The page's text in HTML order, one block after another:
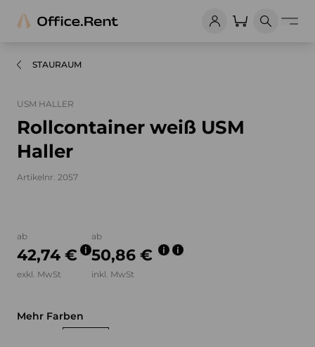
STAURAUM
USM HALLER
Rollcontainer weiß USM
Haller
Artikelnr. 2057
ab
42,74 €
exkl. MwSt
ab
50,86 €
inkl. MwSt
Mehr Farben